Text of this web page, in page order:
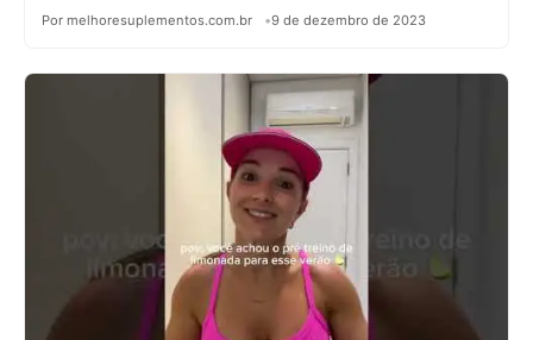
Por melhoresuplementos.com.br 9 de dezembro de 2023